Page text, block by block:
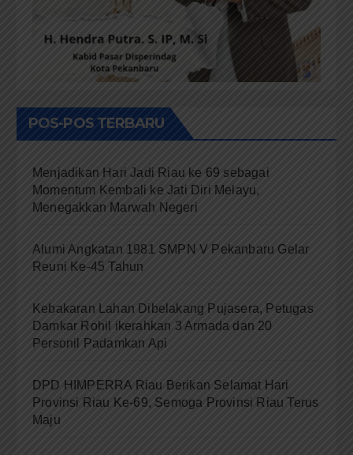
POS-POS TERBARU
Menjadikan Hari Jadi Riau ke 69 sebagai
Momentum Kembali ke Jati Diri Melayu,
Menegakkan Marwah Negeri
Alumi Angkatan 1981 SMPN V Pekanbaru Gelar
Reuni Ke-45 Tahun
Kebakaran Lahan Dibelakang Pujasera, Petugas
Damkar Rohil ikerahkan 3 Armada dan 20
Personil Padamkan Api
DPD HIMPERRA Riau Berikan Selamat Hari
Provinsi Riau Ke-69, Semoga Provinsi Riau Terus
Maju